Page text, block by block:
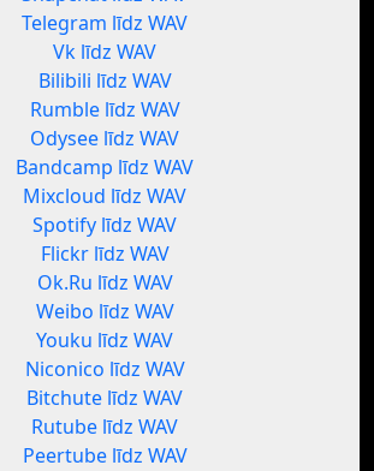
Telegram līdz WAV
Vk līdz WAV
Bilibili līdz WAV
Rumble līdz WAV
Odysee līdz WAV
Bandcamp līdz WAV
Mixcloud līdz WAV
Spotify līdz WAV
Flickr līdz WAV
Ok.Ru līdz WAV
Weibo līdz WAV
Youku līdz WAV
Niconico līdz WAV
Bitchute līdz WAV
Rutube līdz WAV
Peertube līdz WAV